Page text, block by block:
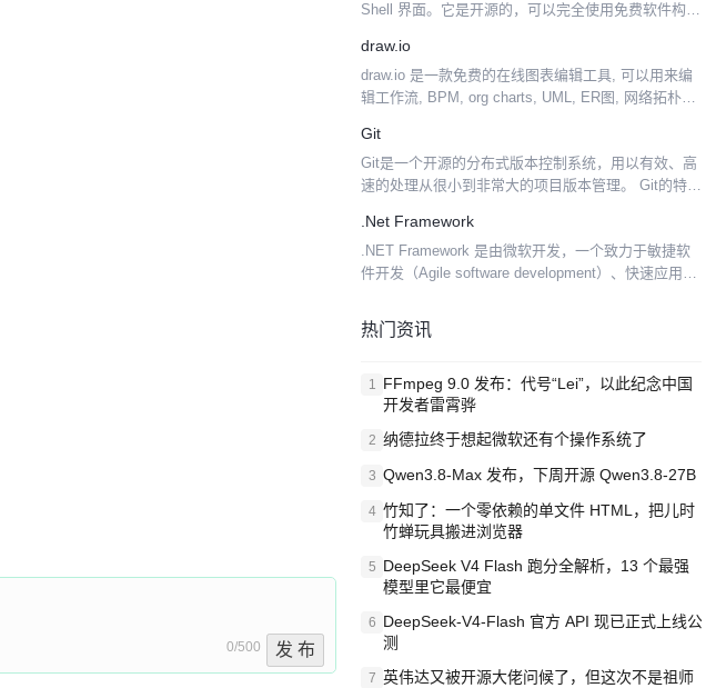
0/500 发 布
Shell 界面。它是开源的，可以完全使用免费软件构
draw.io
draw.io 是一款免费的在线图表编辑工具, 可以用来编
辑工作流, BPM, org charts, UML, ER图, 网络拓朴图
Git
Git是一个开源的分布式版本控制系统，用以有效、高
速的处理从很小到非常大的项目版本管理。 Git的特点
后提交到服务器上。 Git 提交都是原子的，且是...
.Net Framework
.NET Framework 是由微软开发，一个致力于敏捷软
件开发（Agile software development）、快速应用开
热门资讯
1 FFmpeg 9.0 发布：代号“Lei”，以此纪念中国
开发者雷霄骅
2 纳德拉终于想起微软还有个操作系统了
3 Qwen3.8-Max 发布，下周开源 Qwen3.8-27B
4 竹知了：一个零依赖的单文件 HTML，把儿时
竹蝉玩具搬进浏览器
5 DeepSeek V4 Flash 跑分全解析，13 个最强
模型里它最便宜
6 DeepSeek-V4-Flash 官方 API 现已正式上线公
测
7 英伟达又被开源大佬问候了，但这次不是祖师